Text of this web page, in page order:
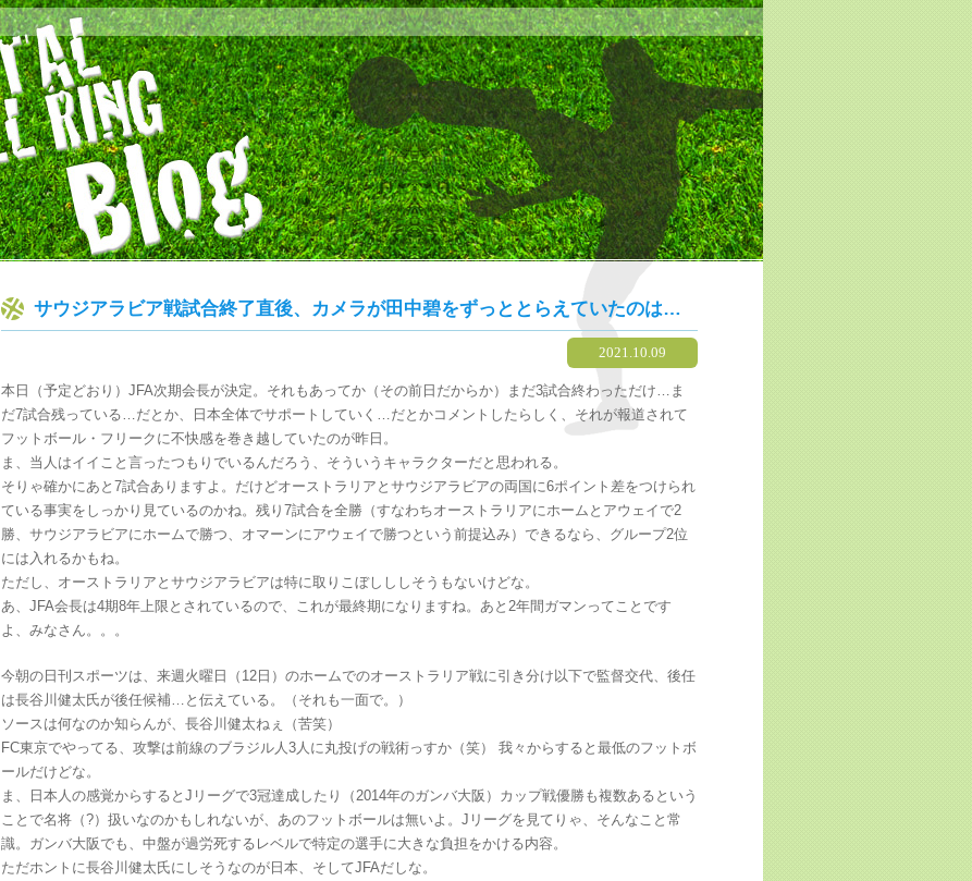
サウジアラビア戦試合終了直後、カメラが田中碧をずっととらえていたのは…
2021.10.09
本日（予定どおり）JFA次期会長が決定。それもあってか（その前日だからか）まだ3試合終わっただけ…ま
だ7試合残っている…だとか、日本全体でサポートしていく…だとかコメントしたらしく、それが報道されて
フットボール・フリークに不快感を巻き越していたのが昨日。
ま、当人はイイこと言ったつもりでいるんだろう、そういうキャラクターだと思われる。
そりゃ確かにあと7試合ありますよ。だけどオーストラリアとサウジアラビアの両国に6ポイント差をつけられ
ている事実をしっかり見ているのかね。残り7試合を全勝（すなわちオーストラリアにホームとアウェイで2
勝、サウジアラビアにホームで勝つ、オマーンにアウェイで勝つという前提込み）できるなら、グループ2位
には入れるかもね。
ただし、オーストラリアとサウジアラビアは特に取りこぼしししそうもないけどな。
あ、JFA会長は4期8年上限とされているので、これが最終期になりますね。あと2年間ガマンってことです
よ、みなさん。。。
今朝の日刊スポーツは、来週火曜日（12日）のホームでのオーストラリア戦に引き分け以下で監督交代、後任
は長谷川健太氏が後任候補…と伝えている。（それも一面で。）
ソースは何なのか知らんが、長谷川健太ねぇ（苦笑）
FC東京でやってる、攻撃は前線のブラジル人3人に丸投げの戦術っすか（笑） 我々からすると最低のフットボ
ールだけどな。
ま、日本人の感覚からするとJリーグで3冠達成したり（2014年のガンバ大阪）カップ戦優勝も複数あるという
ことで名将（?）扱いなのかもしれないが、あのフットボールは無いよ。Jリーグを見てりゃ、そんなこと常
識。ガンバ大阪でも、中盤が過労死するレベルで特定の選手に大きな負担をかける内容。
ただホントに長谷川健太氏にしそうなのが日本、そしてJFAだしな。